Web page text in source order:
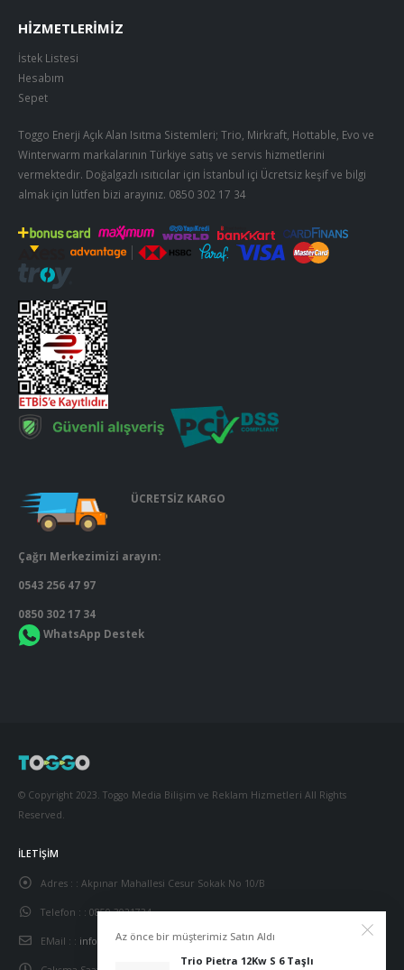
HIZMETLERIMIZ
İstek Listesi
Hesabım
Sepet
Toggo Enerji Açık Alan Isıtma Sistemleri; Trio, Mirkraft, Hottable, Evo ve
Winterwarm markalarının Türkiye satış ve servis hizmetlerini
vermektedir. Doğalgazlı ısıtıcılar için İstanbul içi Ücretsiz keşif ve bilgi
almak için lütfen bizi arayınız. 0850 302 17 34
ÜCRETSİZ KARGO
Çağrı Merkezimizi arayın:
0543 256 47 97
0850 302 17 34
WhatsApp Destek
© Copyright 2023. Toggo Media Bilişim ve Reklam Hizmetleri All Rights
Reserved.
İLETIŞIM
Adres : : Akpınar Mahallesi Cesur Sokak No 10/B
Telefon : : 0850 3021734
EMail : : info@acikalanisitmasistemleri.com
Az önce bir müşterimiz Satın Aldı
Trio Pietra 12Kw S 6 Taşlı